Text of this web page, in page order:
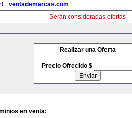
ventademarcas.com
Serán consideradas ofertas
Realizar una Oferta
Precio Ofrecido $
en venta: